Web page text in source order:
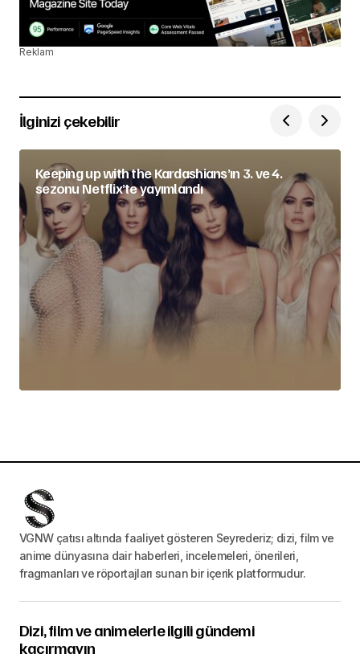
Reklam
İlginizi çekebilir
Keeping up with the Kardashians’ın 3. ve 4.
sezonu Netflix’te yayımlandı
VGNW çatısı altında faaliyet gösteren Seyrederiz; dizi, film ve
anime dünyasına dair haberleri, incelemeleri, önerileri,
fragmanları ve röportajları sunan bir içerik platformudur.
Dizi, film ve animelerle ilgili gündemi
kaçırmayın